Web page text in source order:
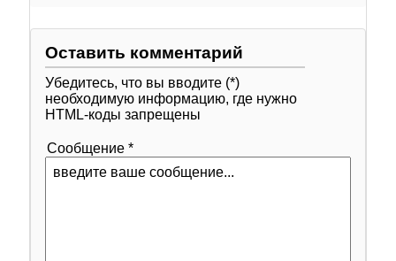
Оставить комментарий
Убедитесь, что вы вводите (*)
необходимую информацию, где нужно
HTML-коды запрещены
Сообщение *